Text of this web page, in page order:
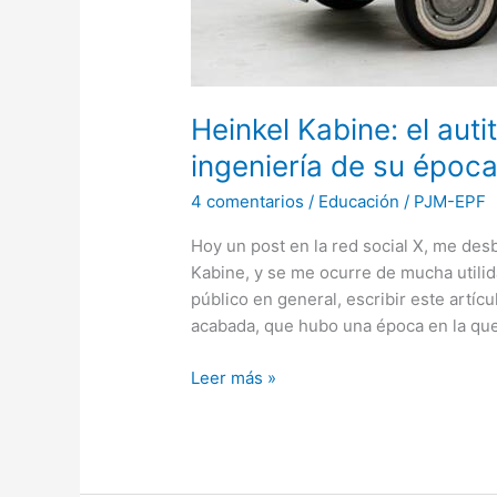
Heinkel Kabine: el
ingeniería de su época
4 comentarios / Educación / PJM-EPF
Hoy un post en la red social X, me
Kabine, y se me ocurre de mucha
público en general, escribir este
acabada, que hubo una época en la
Leer más »